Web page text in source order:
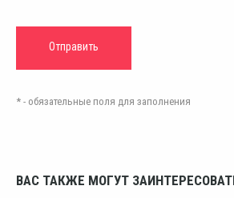
* - обязательные поля для заполнения
ВАС ТАКЖЕ МОГУТ